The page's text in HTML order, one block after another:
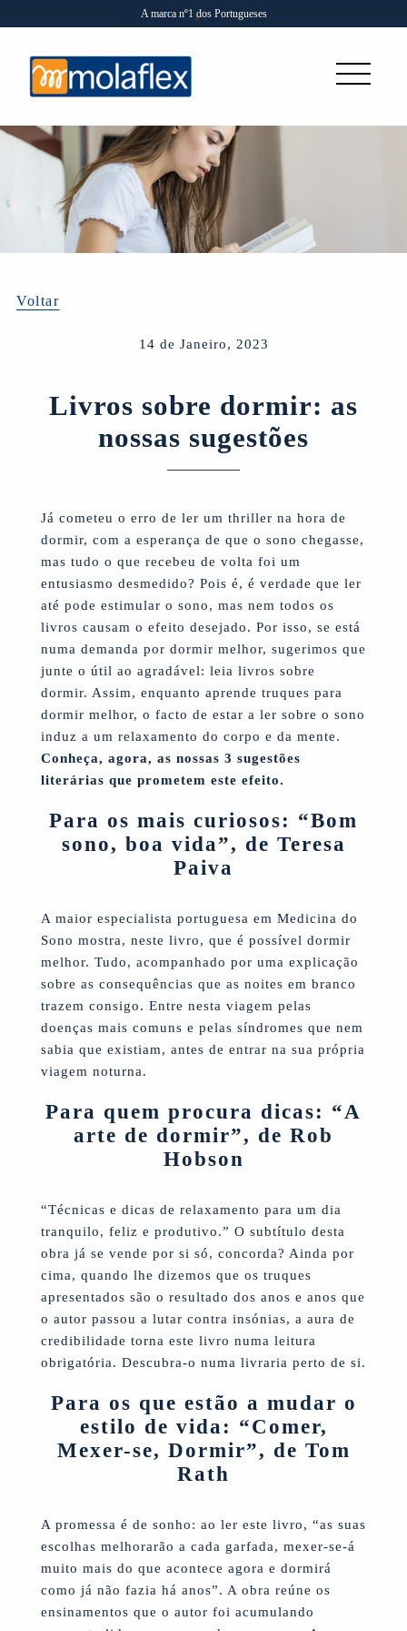
A marca nº1 dos Portugueses
Voltar
14 de Janeiro, 2023
Livros sobre dormir: as
nossas sugestões
Já cometeu o erro de ler um thriller na hora de
dormir, com a esperança de que o sono chegasse,
mas tudo o que recebeu de volta foi um
entusiasmo desmedido? Pois é, é verdade que ler
até pode estimular o sono, mas nem todos os
livros causam o efeito desejado. Por isso, se está
numa demanda por dormir melhor, sugerimos que
junte o útil ao agradável: leia livros sobre
dormir. Assim, enquanto aprende truques para
dormir melhor, o facto de estar a ler sobre o sono
induz a um relaxamento do corpo e da mente.
Conheça, agora, as nossas 3 sugestões
literárias que prometem este efeito.
Para os mais curiosos: “Bom
sono, boa vida”, de Teresa
Paiva
A maior especialista portuguesa em Medicina do
Sono mostra, neste livro, que é possível dormir
melhor. Tudo, acompanhado por uma explicação
sobre as consequências que as noites em branco
trazem consigo. Entre nesta viagem pelas
doenças mais comuns e pelas síndromes que nem
sabia que existiam, antes de entrar na sua própria
viagem noturna.
Para quem procura dicas: “A
arte de dormir”, de Rob
Hobson
“Técnicas e dicas de relaxamento para um dia
tranquilo, feliz e produtivo.” O subtítulo desta
obra já se vende por si só, concorda? Ainda por
cima, quando lhe dizemos que os truques
apresentados são o resultado dos anos e anos que
o autor passou a lutar contra insónias, a aura de
credibilidade torna este livro numa leitura
obrigatória. Descubra-o numa livraria perto de si.
Para os que estão a mudar o
estilo de vida: “Comer,
Mexer-se, Dormir”, de Tom
Rath
A promessa é de sonho: ao ler este livro, “as suas
escolhas melhorarão a cada garfada, mexer-se-á
muito mais do que acontece agora e dormirá
como já não fazia há anos”. A obra reúne os
ensinamentos que o autor foi acumulando